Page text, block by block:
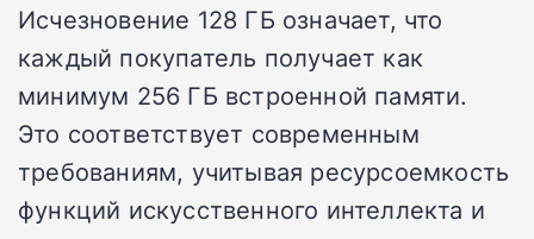
Исчезновение 128 ГБ означает, что
каждый покупатель получает как
минимум 256 ГБ встроенной памяти.
Это соответствует современным
требованиям, учитывая ресурсоемкость
функций искусственного интеллекта и